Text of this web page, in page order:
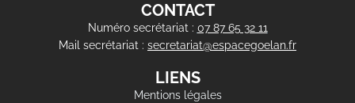
CONTACT
Numéro secrétariat : 07 87 65 32 11
Mail secrétariat : secretariat@espacegoelan.fr
LIENS
Mentions légales